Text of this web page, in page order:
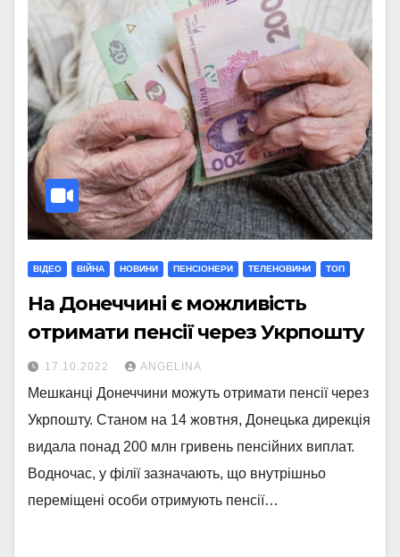
ВІДЕО ВІЙНА НОВИНИ ПЕНСІОНЕРИ ТЕЛЕНОВИНИ ТОП
На Донеччині є можливість
отримати пенсії через Укрпошту
17.10.2022 ANGELINA
Мешканці Донеччини можуть отримати пенсії через
Укрпошту. Станом на 14 жовтня, Донецька дирекція
видала понад 200 млн гривень пенсійних виплат.
Водночас, у філії зазначають, що внутрішньо
переміщені особи отримують пенсії…